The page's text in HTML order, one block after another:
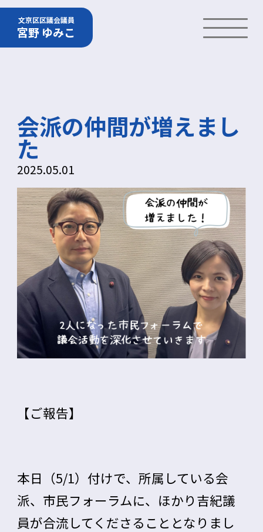
文京区区議会議員
宮野 ゆみこ
会派の仲間が増えまし
た
2025.05.01
【ご報告】
本日（5/1）付けで、所属している会
派、市民フォーラムに、ほかり吉紀議
員が合流してくださることとなりまし